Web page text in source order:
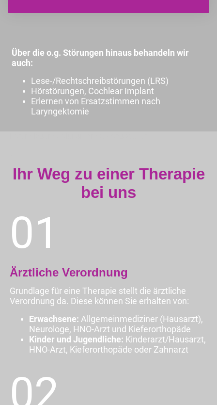
Über die o.g. Störungen hinaus behandeln wir
auch:
Lese-/Rechtschreibstörungen (LRS)
Hörstörungen, Cochlear Implant
Erlernen von Ersatzstimmen nach
Laryngektomie
02
01
Ärztliche Verordnung
Grundlage für eine Therapie stellt die ärztliche
Verordnung da. Diese können Sie erhalten von:
Erwachsene: Allgemeinmediziner (Hausarzt),
Neurologe, HNO-Arzt und Kieferorthopäde
Kinder und Jugendliche: Kinderarzt/Hausarzt,
HNO-Arzt, Kieferorthopäde oder Zahnarzt
Ihr Weg zu einer Therapie
bei uns